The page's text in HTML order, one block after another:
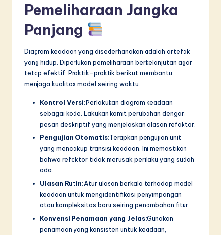
Pemeliharaan Jangka
Panjang
Diagram keadaan yang disederhanakan adalah artefak
yang hidup. Diperlukan pemeliharaan berkelanjutan agar
tetap efektif. Praktik-praktik berikut membantu
menjaga kualitas model seiring waktu.
Kontrol Versi:Perlakukan diagram keadaan
sebagai kode. Lakukan komit perubahan dengan
pesan deskriptif yang menjelaskan alasan refaktor.
Pengujian Otomatis:Terapkan pengujian unit
yang mencakup transisi keadaan. Ini memastikan
bahwa refaktor tidak merusak perilaku yang sudah
ada.
Ulasan Rutin:Atur ulasan berkala terhadap model
keadaan untuk mengidentifikasi penyimpangan
atau kompleksitas baru seiring penambahan fitur.
Konvensi Penamaan yang Jelas:Gunakan
penamaan yang konsisten untuk keadaan,